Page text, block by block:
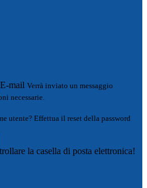
E-mail Verrà inviato un messaggio
necessarie.
utente? Effettua il reset della password
la casella di posta elettronica!